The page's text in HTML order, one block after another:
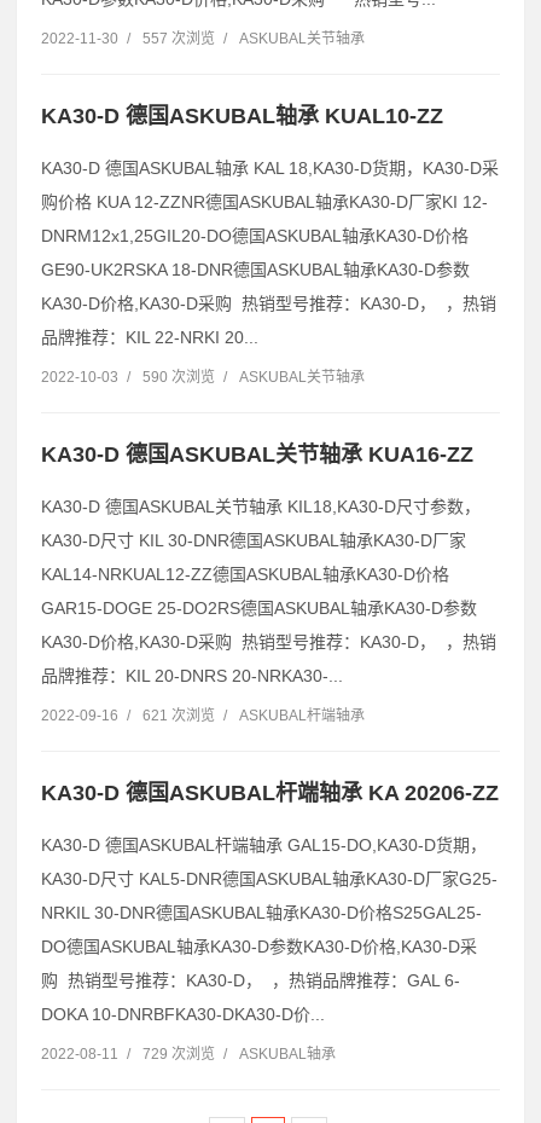
2022-11-30 / 557 次浏览 / ASKUBAL关节轴承
KA30-D 德国ASKUBAL轴承 KUAL10-ZZ
KA30-D 德国ASKUBAL轴承 KAL 18,KA30-D货期，KA30-D采
购价格 KUA 12-ZZNR德国ASKUBAL轴承KA30-D厂家KI 12-
DNRM12x1,25GIL20-DO德国ASKUBAL轴承KA30-D价格
GE90-UK2RSKA 18-DNR德国ASKUBAL轴承KA30-D参数
KA30-D价格,KA30-D采购 热销型号推荐：KA30-D， ，热销
品牌推荐：KIL 22-NRKI 20...
2022-10-03 / 590 次浏览 / ASKUBAL关节轴承
KA30-D 德国ASKUBAL关节轴承 KUA16-ZZ
KA30-D 德国ASKUBAL关节轴承 KIL18,KA30-D尺寸参数，
KA30-D尺寸 KIL 30-DNR德国ASKUBAL轴承KA30-D厂家
KAL14-NRKUAL12-ZZ德国ASKUBAL轴承KA30-D价格
GAR15-DOGE 25-DO2RS德国ASKUBAL轴承KA30-D参数
KA30-D价格,KA30-D采购 热销型号推荐：KA30-D， ，热销
品牌推荐：KIL 20-DNRS 20-NRKA30-...
2022-09-16 / 621 次浏览 / ASKUBAL杆端轴承
KA30-D 德国ASKUBAL杆端轴承 KA 20206-ZZ
KA30-D 德国ASKUBAL杆端轴承 GAL15-DO,KA30-D货期，
KA30-D尺寸 KAL5-DNR德国ASKUBAL轴承KA30-D厂家G25-
NRKIL 30-DNR德国ASKUBAL轴承KA30-D价格S25GAL25-
DO德国ASKUBAL轴承KA30-D参数KA30-D价格,KA30-D采
购 热销型号推荐：KA30-D， ，热销品牌推荐：GAL 6-
DOKA 10-DNRBFKA30-DKA30-D价...
2022-08-11 / 729 次浏览 / ASKUBAL轴承